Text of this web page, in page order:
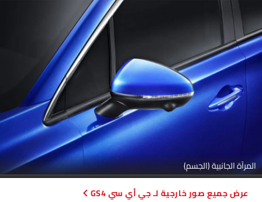
المرآة الجانبية (الجسم)
صور خارجية لـ جي أي سي GS4